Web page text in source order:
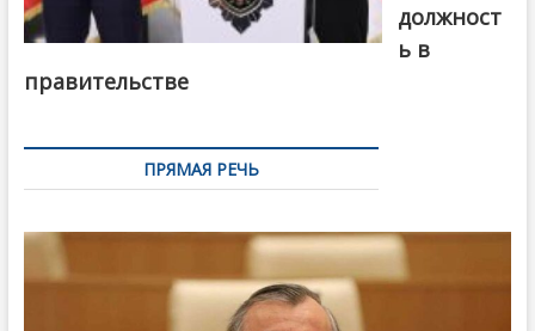
должност
ь в
правительстве
ПРЯМАЯ РЕЧЬ